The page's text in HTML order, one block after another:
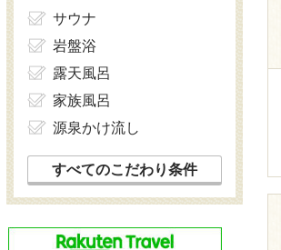
サウナ
岩盤浴
露天風呂
家族風呂
源泉かけ流し
すべてのこだわり条件